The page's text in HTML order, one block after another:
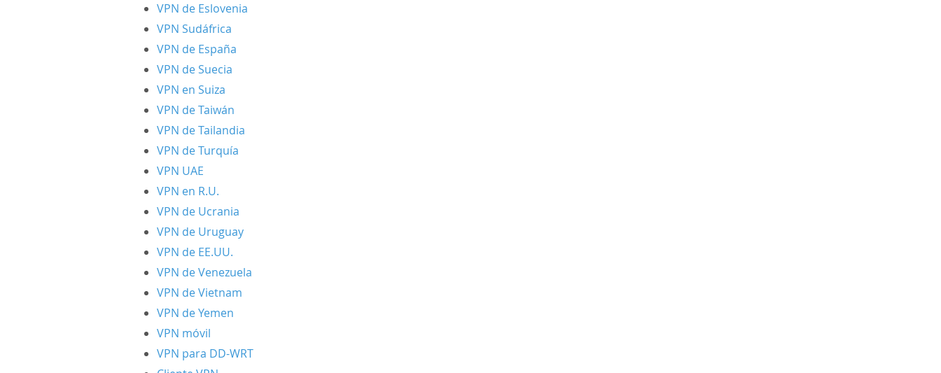
VPN de Eslovenia
VPN Sudáfrica
VPN de España
VPN de Suecia
VPN en Suiza
VPN de Taiwán
VPN de Tailandia
VPN de Turquía
VPN UAE
VPN en R.U.
VPN de Ucrania
VPN de Uruguay
VPN de EE.UU.
VPN de Venezuela
VPN de Vietnam
VPN de Yemen
VPN móvil
VPN para DD-WRT